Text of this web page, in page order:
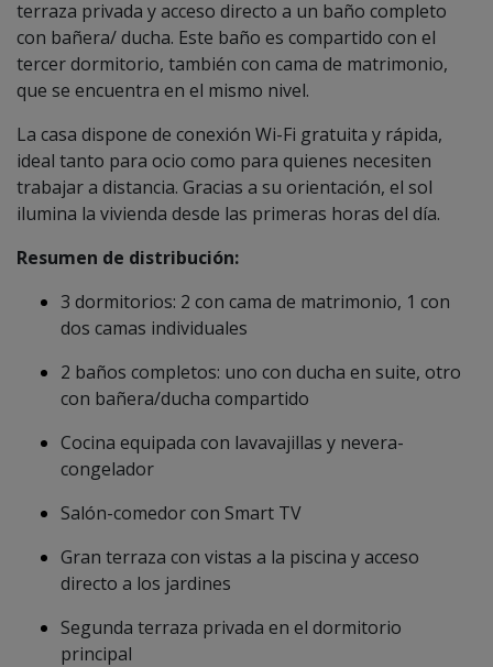
terraza privada y acceso directo a un baño completo
con bañera/ ducha. Este baño es compartido con el
tercer dormitorio, también con cama de matrimonio,
que se encuentra en el mismo nivel.
La casa dispone de conexión Wi-Fi gratuita y rápida,
ideal tanto para ocio como para quienes necesiten
trabajar a distancia. Gracias a su orientación, el sol
ilumina la vivienda desde las primeras horas del día.
Resumen de distribución:
3 dormitorios: 2 con cama de matrimonio, 1 con
dos camas individuales
2 baños completos: uno con ducha en suite, otro
con bañera/ducha compartido
Cocina equipada con lavavajillas y nevera-
congelador
Salón-comedor con Smart TV
Gran terraza con vistas a la piscina y acceso
directo a los jardines
Segunda terraza privada en el dormitorio
principal